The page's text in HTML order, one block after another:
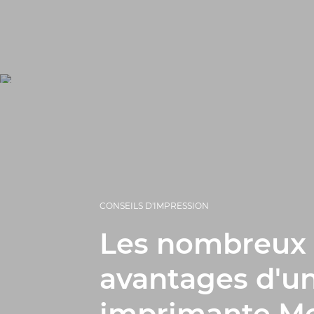
CONSEILS D'IMPRESSION
Les nombreux
avantages